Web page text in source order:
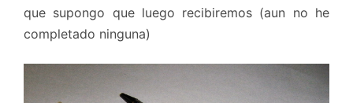
que supongo que luego recibiremos (aun no he
completado ninguna)